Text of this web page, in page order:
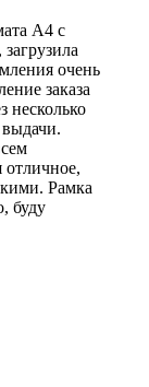
А4 с
очень
заказа
несколько
отличное,
Рамка
буду